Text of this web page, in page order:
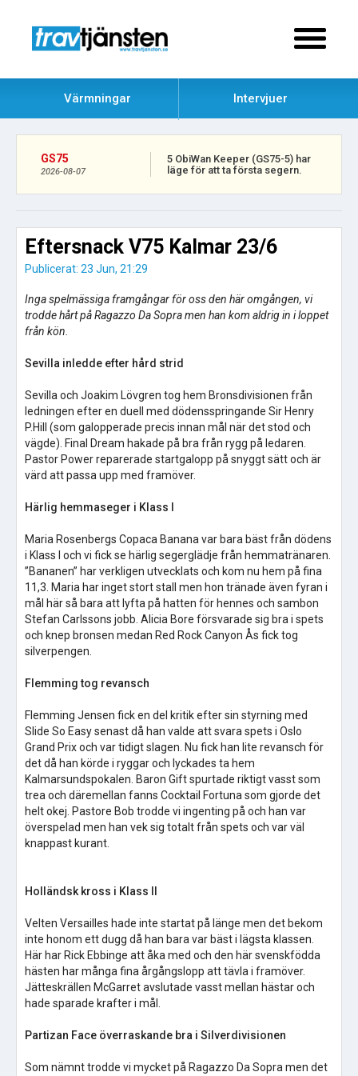
Värmningar Intervjuer
GS75
2026-08-07
5 ObiWan Keeper (GS75-5) har
läge för att ta första segern.
Eftersnack V75 Kalmar 23/6
Publicerat: 23 Jun, 21:29
Inga spelmässiga framgångar för oss den här omgången, vi
trodde hårt på Ragazzo Da Sopra men han kom aldrig in i loppet
från kön.
Sevilla inledde efter hård strid
Sevilla och Joakim Lövgren tog hem Bronsdivisionen från
ledningen efter en duell med dödensspringande Sir Henry
P.Hill (som galopperade precis innan mål när det stod och
vägde). Final Dream hakade på bra från rygg på ledaren.
Pastor Power reparerade startgalopp på snyggt sätt och är
värd att passa upp med framöver.
Härlig hemmaseger i Klass I
Maria Rosenbergs Copaca Banana var bara bäst från dödens
i Klass I och vi fick se härlig segerglädje från hemmatränaren.
”Bananen” har verkligen utvecklats och kom nu hem på fina
11,3. Maria har inget stort stall men hon tränade även fyran i
mål här så bara att lyfta på hatten för hennes och sambon
Stefan Carlssons jobb. Alicia Bore försvarade sig bra i spets
och knep bronsen medan Red Rock Canyon Ås fick tog
silverpengen.
Flemming tog revansch
Flemming Jensen fick en del kritik efter sin styrning med
Slide So Easy senast då han valde att svara spets i Oslo
Grand Prix och var tidigt slagen. Nu fick han lite revansch för
det då han körde i ryggar och lyckades ta hem
Kalmarsundspokalen. Baron Gift spurtade riktigt vasst som
trea och däremellan fanns Cocktail Fortuna som gjorde det
helt okej. Pastore Bob trodde vi ingenting på och han var
överspelad men han vek sig totalt från spets och var väl
knappast kurant.
Holländsk kross i Klass II
Velten Versailles hade inte startat på länge men det bekom
inte honom ett dugg då han bara var bäst i lägsta klassen.
Här har Rick Ebbinge att åka med och den här svenskfödda
hästen har många fina årgångslopp att tävla i framöver.
Jätteskrällen McGarret avslutade vasst mellan hästar och
hade sparade krafter i mål.
Partizan Face överraskande bra i Silverdivisionen
Som nämnt trodde vi mycket på Ragazzo Da Sopra men det